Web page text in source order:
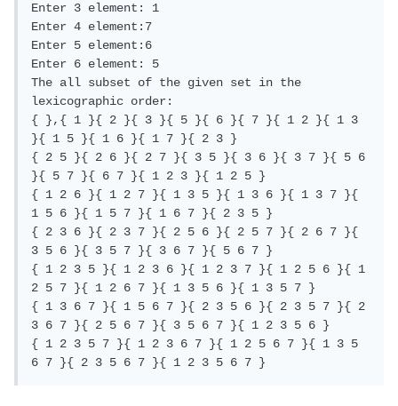
Enter 3 element: 1
Enter 4 element:7
Enter 5 element:6
Enter 6 element: 5
The all subset of the given set in the
lexicographic order:
{ },{ 1 }{ 2 }{ 3 }{ 5 }{ 6 }{ 7 }{ 1 2 }{ 1 3
}{ 1 5 }{ 1 6 }{ 1 7 }{ 2 3 }
{ 2 5 }{ 2 6 }{ 2 7 }{ 3 5 }{ 3 6 }{ 3 7 }{ 5 6
}{ 5 7 }{ 6 7 }{ 1 2 3 }{ 1 2 5 }
{ 1 2 6 }{ 1 2 7 }{ 1 3 5 }{ 1 3 6 }{ 1 3 7 }{
1 5 6 }{ 1 5 7 }{ 1 6 7 }{ 2 3 5 }
{ 2 3 6 }{ 2 3 7 }{ 2 5 6 }{ 2 5 7 }{ 2 6 7 }{
3 5 6 }{ 3 5 7 }{ 3 6 7 }{ 5 6 7 }
{ 1 2 3 5 }{ 1 2 3 6 }{ 1 2 3 7 }{ 1 2 5 6 }{ 1
2 5 7 }{ 1 2 6 7 }{ 1 3 5 6 }{ 1 3 5 7 }
{ 1 3 6 7 }{ 1 5 6 7 }{ 2 3 5 6 }{ 2 3 5 7 }{ 2
3 6 7 }{ 2 5 6 7 }{ 3 5 6 7 }{ 1 2 3 5 6 }
{ 1 2 3 5 7 }{ 1 2 3 6 7 }{ 1 2 5 6 7 }{ 1 3 5
6 7 }{ 2 3 5 6 7 }{ 1 2 3 5 6 7 }